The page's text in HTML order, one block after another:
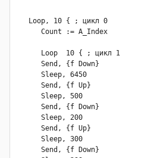
         Sleep, 300
         Send, {f Down}
         Send, {f Up}
         Sleep, 300
         if A_Index <= 9
              continue
            Loop  1 {  ; цикл 3
               команды 3
            Send, {f Down}
            Sleep, 200
            Send, {f Up}
            Sleep, 300
   Loop, 10 { ; цикл 0
      Count := A_Index
      Loop  10 { ; цикл 1
      Send, {f Down}
      Sleep, 6450
      Send, {f Up}
      Sleep, 500
      Send, {f Down}
      Sleep, 200
      Send, {f Up}
      Sleep, 300
      Send, {f Down}